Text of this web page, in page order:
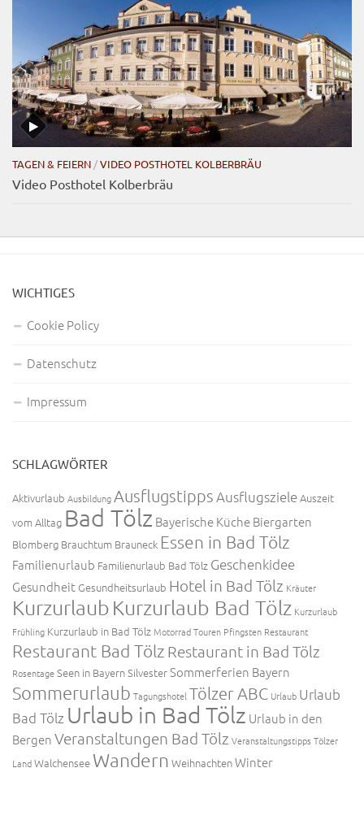
TAGEN & FEIERN /VIDEO POSTHOTEL KOLBERBRÄU
Video Posthotel Kolberbräu
WICHTIGES
Cookie Policy
Datenschutz
Impressum
SCHLAGWÖRTER
Aktivurlaub AusbildungAusflugstippsAusflugszieleAuszeit
vom Alltag Bad Tölz Bayerische KücheBiergarten
Blomberg Brauchtum Brauneck Essen in Bad Tölz
Familienurlaub Familienurlaub Bad Tölz Geschenkidee
Gesundheit Gesundheitsurlaub Hotel in Bad Tölz Kräuter
Kurzurlaub Kurzurlaub Bad Tölz Kurzurlaub
Frühling Kurzurlaub in Bad Tölz Motorrad Touren Pfingsten Restaurant
Restaurant Bad Tölz Restaurant in Bad Tölz
RosentageSeen in BayernSilvesterSommerferien Bayern
Sommerurlaub Tagungshotel Tölzer ABC Urlaub Urlaub
Bad Tölz Urlaub in Bad Tölz Urlaub in den
BergenVeranstaltungen Bad Tölz Veranstaltungstipps Tölzer
LandWalchensee Wandern WeihnachtenWinter